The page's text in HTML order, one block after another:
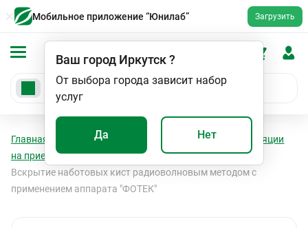
Мобильное приложение “Юнилаб” Загрузить
Ваш город Иркутск?
От выбора города зависит набор
услуг
Да Нет
Главная Мед. услуги Приемы врачей
Манипуляции
на приеме врача гинеколога, акушера-гинеколога
Вскрытие наботовых кист радиоволновым методом с
применением аппарата "ФОТЕК"